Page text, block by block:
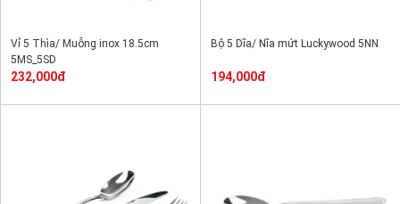
Vỉ 5 Thìa/ Muỗng inox 18.5cm
5MS_5SD
232,000đ
Bộ 5 Dĩa/ Nĩa mứt Luckywood 5NN
194,000đ